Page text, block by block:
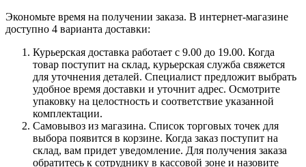
Экономьте время на получении заказа. В интернет-магазине
доступно 4 варианта доставки:
Курьерская доставка работает с 9.00 до 19.00. Когда
товар поступит на склад, курьерская служба свяжется
для уточнения деталей. Специалист предложит выбрать
удобное время доставки и уточнит адрес. Осмотрите
упаковку на целостность и соответствие указанной
комплектации.
Самовывоз из магазина. Список торговых точек для
выбора появится в корзине. Когда заказ поступит на
склад, вам придет уведомление. Для получения заказа
обратитесь к сотруднику в кассовой зоне и назовите